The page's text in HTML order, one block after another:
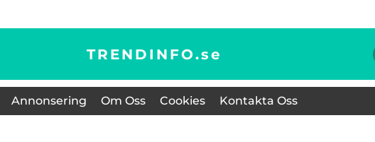
TRENDINFO.se
Annonsering Om Oss Cookies Kontakta Oss